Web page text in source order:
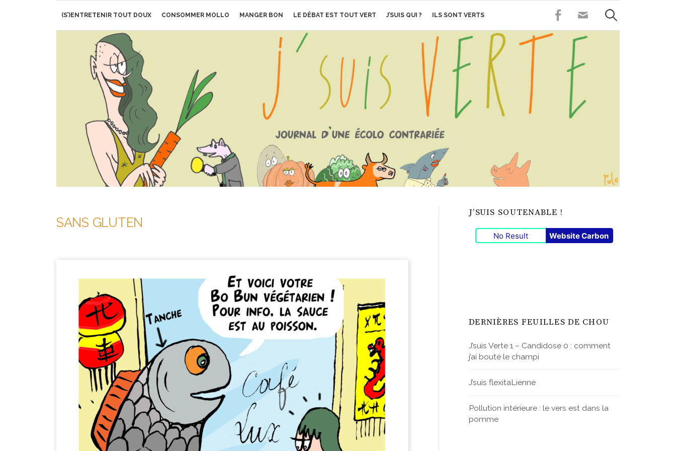
(S’)ENTRETENIR TOUT DOUX CONSOMMER MOLLO MANGER BON LE DÉBAT EST TOUT VERT J’SUIS QUI ? ILS SONT VERTS FACEBOOKCONTACT
Rechercher :
SANS GLUTEN
J’SUIS SOUTENABLE !
No Result Website Carbon
DERNIÈRES FEUILLES DE CHOU
J’suis Verte 1 – Candidose 0 : comment
j’ai bouté le champi
J’suis flexitaLienne
Pollution intérieure : le vers est dans la
pomme